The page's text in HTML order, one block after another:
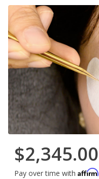
$2,345.00
Pay over time with Affirm